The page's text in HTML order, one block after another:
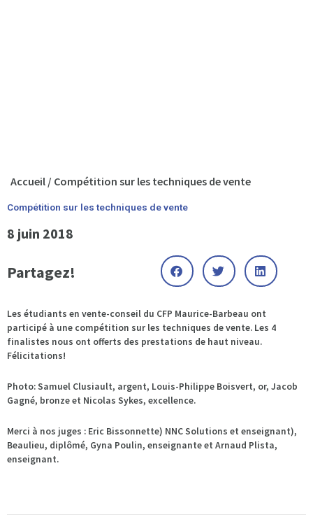
Accueil / Compétition sur les techniques de vente
Compétition sur les techniques de vente
8 juin 2018
Partagez!
Les étudiants en vente-conseil du CFP Maurice-Barbeau ont
participé à une compétition sur les techniques de vente. Les 4
finalistes nous ont offerts des prestations de haut niveau.
Félicitations!
Photo: Samuel Clusiault, argent, Louis-Philippe Boisvert, or, Jacob
Gagné, bronze et Nicolas Sykes, excellence.
Merci à nos juges : Eric Bissonnette) NNC Solutions et enseignant),
Beaulieu, diplômé, Gyna Poulin, enseignante et Arnaud Plista,
enseignant.